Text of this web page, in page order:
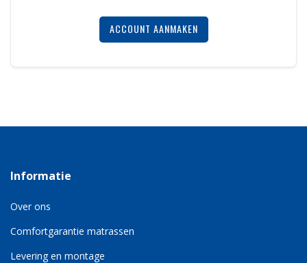
ACCOUNT AANMAKEN
Informatie
Over ons
Comfortgarantie matrassen
Levering en montage